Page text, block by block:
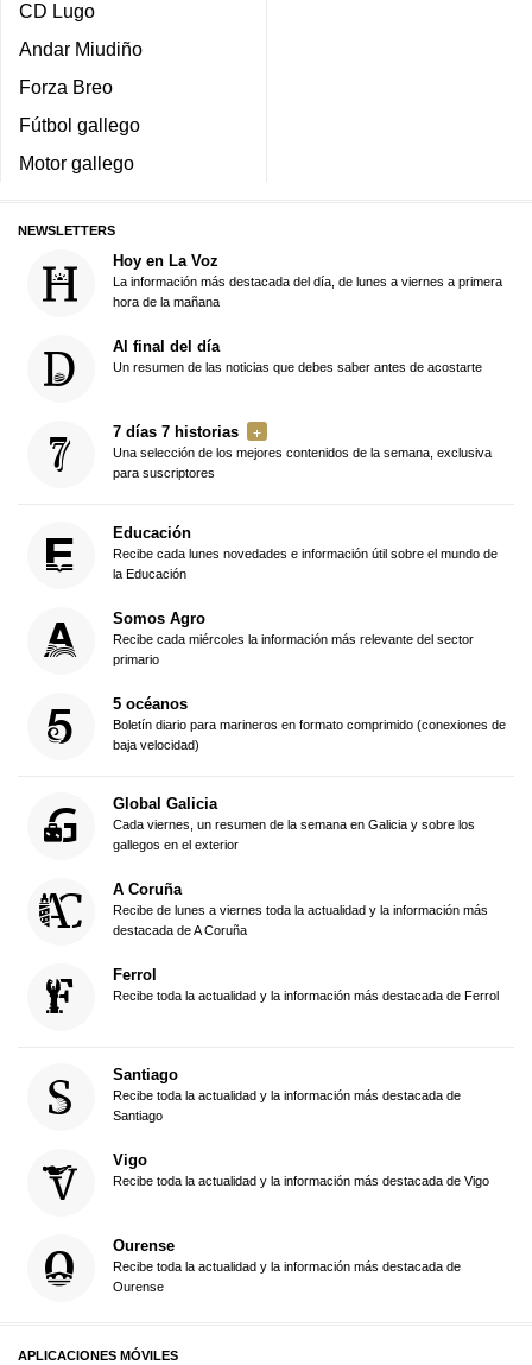
CD Lugo
Andar Miudiño
Forza Breo
Fútbol gallego
Motor gallego
NEWSLETTERS
Hoy en La Voz
La información más destacada del día, de lunes a viernes a primera
hora de la mañana
Al final del día
Un resumen de las noticias que debes saber antes de acostarte
7 días 7 historias
Una selección de los mejores contenidos de la semana, exclusiva
para suscriptores
Educación
Recibe cada lunes novedades e información útil sobre el mundo de
la Educación
Somos Agro
Recibe cada miércoles la información más relevante del sector
primario
5 océanos
Boletín diario para marineros en formato comprimido (conexiones de
baja velocidad)
Global Galicia
Cada viernes, un resumen de la semana en Galicia y sobre los
gallegos en el exterior
A Coruña
Recibe de lunes a viernes toda la actualidad y la información más
destacada de A Coruña
Ferrol
Recibe toda la actualidad y la información más destacada de Ferrol
Santiago
Recibe toda la actualidad y la información más destacada de
Santiago
Vigo
Recibe toda la actualidad y la información más destacada de Vigo
Ourense
Recibe toda la actualidad y la información más destacada de
Ourense
APLICACIONES MÓVILES